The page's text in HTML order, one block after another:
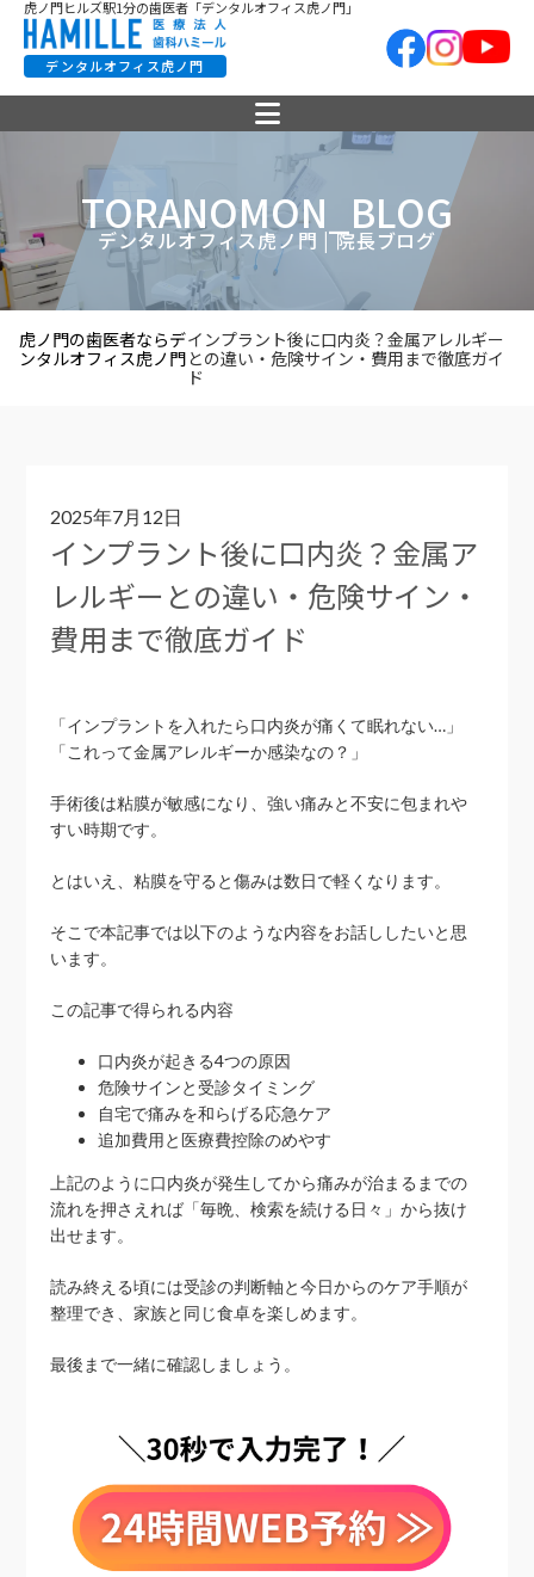
虎ノ門ヒルズ駅1分の歯医者「デンタルオフィス虎ノ門」
デンタルオフィス虎ノ門
TORANOMON_BLOG
デンタルオフィス虎ノ門 | 院長ブログ
虎ノ門の歯医者ならデ
ンタルオフィス虎ノ門
インプラント後に口内炎？金属アレルギー
との違い・危険サイン・費用まで徹底ガイ
ド
2025年7月12日
インプラント後に口内炎？金属ア
レルギーとの違い・危険サイン・
費用まで徹底ガイド
「インプラントを入れたら口内炎が痛くて眠れない…」
「これって金属アレルギーか感染なの？」
手術後は粘膜が敏感になり、強い痛みと不安に包まれや
すい時期です。
とはいえ、粘膜を守ると傷みは数日で軽くなります。
そこで本記事では以下のような内容をお話ししたいと思
います。
この記事で得られる内容
口内炎が起きる4つの原因
危険サインと受診タイミング
自宅で痛みを和らげる応急ケア
追加費用と医療費控除のめやす
上記のように口内炎が発生してから痛みが治まるまでの
流れを押さえれば「毎晩、検索を続ける日々」から抜け
出せます。
読み終える頃には受診の判断軸と今日からのケア手順が
整理でき、家族と同じ食卓を楽しめます。
最後まで一緒に確認しましょう。